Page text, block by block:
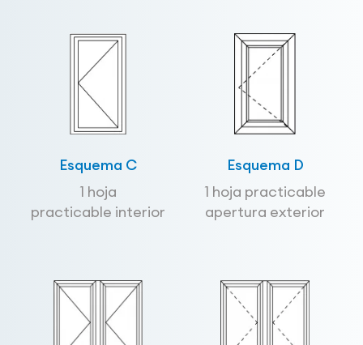
Esquema C
1 hoja
practicable interior
Esquema D
1 hoja practicable
apertura exterior